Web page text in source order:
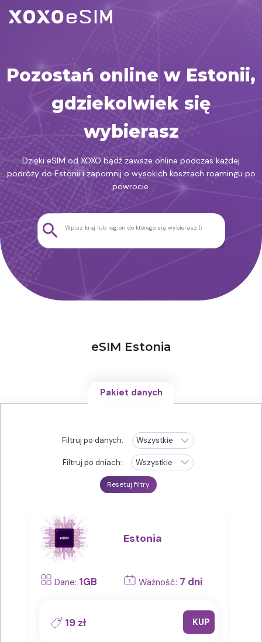
Przejdź
do
Pozostań online w Estonii,
gdziekolwiek się
wybierasz
Dzięki eSIM od XOXO bądź zawsze online podczas każdej
podróży do Estonii i zapomnij o wysokich kosztach roamingu po
powrocie.
eSIM Estonia
Pakiet danych
Filtruj po danych:
Filtruj po dniach:
Resetuj filtry
Estonia
Dane: 1GB Ważność: 7 dni
19 zł KUP